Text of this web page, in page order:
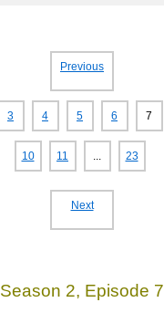
Previous
3 4 5 6 7
10 11 ... 23
Next
Season 2, Episode 7